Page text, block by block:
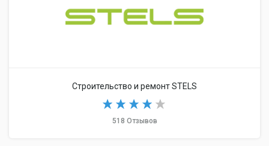
Строительство и ремонт STELS
518 Отзывов